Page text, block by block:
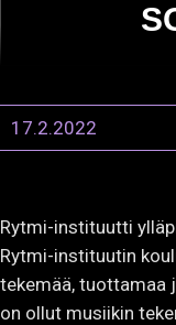
17.2.2022
Rytmi-instituutti
Rytmi-instituutin
tekemää, tuottamaa
on ollut musiikin